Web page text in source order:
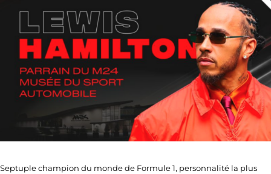
Septuple champion du monde de Formule 1, personnalité la plus